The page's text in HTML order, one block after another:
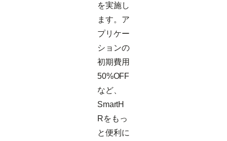
を実施し
ます。ア
プリケー
ションの
初期費用
50%OFF
など、
SmartH
Rをもっ
と便利に